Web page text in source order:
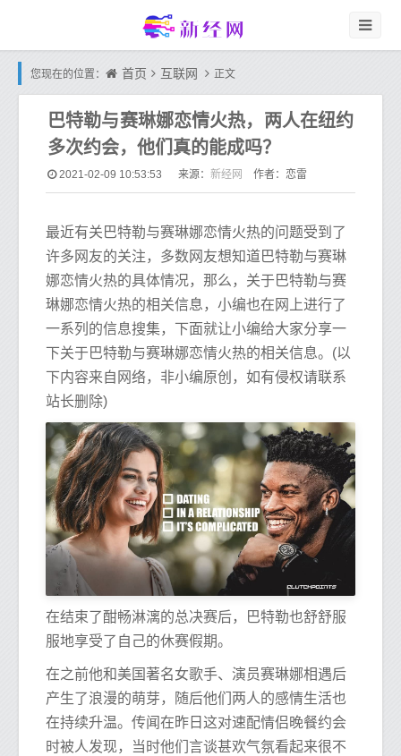
您现在的位置： 首页 互联网 正文
巴特勒与赛琳娜恋情火热，两人在纽约
多次约会，他们真的能成吗？
2021-02-09 10:53:53 来源： 新经网 作者：恋雷
最近有关巴特勒与赛琳娜恋情火热的问题受到了
许多网友的关注，多数网友想知道巴特勒与赛琳
娜恋情火热的具体情况，那么，关于巴特勒与赛
琳娜恋情火热的相关信息，小编也在网上进行了
一系列的信息搜集，下面就让小编给大家分享一
下关于巴特勒与赛琳娜恋情火热的相关信息。(以
下内容来自网络，非小编原创，如有侵权请联系
站长删除)
在结束了酣畅淋漓的总决赛后，巴特勒也舒舒服
服地享受了自己的休赛假期。
在之前他和美国著名女歌手、演员赛琳娜相遇后
产生了浪漫的萌芽，随后他们两人的感情生活也
在持续升温。传闻在昨日这对速配情侣晚餐约会
时被人发现，当时他们言谈甚欢气氛看起来很不